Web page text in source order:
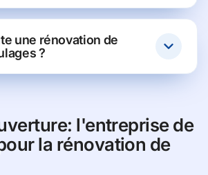
une rénovation de
?
l'entreprise de
la rénovation de